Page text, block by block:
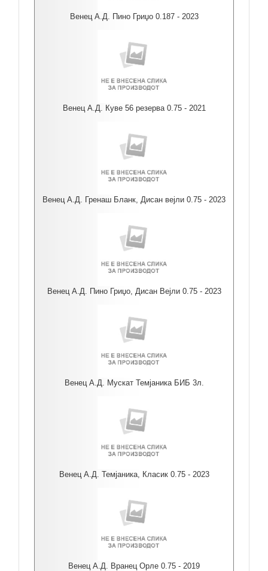
Венец А.Д. Пино Гриџо 0.187 - 2023
Венец А.Д. Куве 56 резерва 0.75 - 2021
Венец А.Д. Гренаш Бланк, Дисан вејли 0.75 - 2023
Венец А.Д. Пино Гриџо, Дисан Вејли 0.75 - 2023
Венец А.Д. Мускат Темјаника БИБ 3л.
Венец А.Д. Темјаника, Класик 0.75 - 2023
Венец А.Д. Вранец Орле 0.75 - 2019